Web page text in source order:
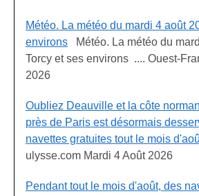
Météo. La météo du mardi 4 août
environs Météo. La météo du
Torcy et ses environs .... Ouest-
2026
Oubliez Deauville et la côte
près de Paris est désormais
navettes gratuites tout le mois
ulysse.com Mardi 4 Août 2026
Pendant tout le mois d'août, des